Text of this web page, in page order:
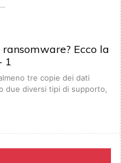
Ecco la
1
tre copie dei dati
due diversi tipi di supporto,